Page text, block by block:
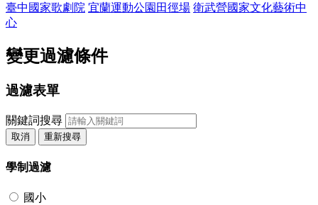
臺中國家歌劇院 宜蘭運動公園田徑場 衛武營國家文化藝術中
心
變更過濾條件
過濾表單
關鍵詞搜尋
取消 重新搜尋
學制過濾
國小